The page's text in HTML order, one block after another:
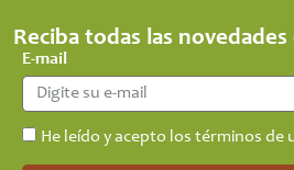
Reciba todas las novedades
E-mail
He leído y acepto los términos de